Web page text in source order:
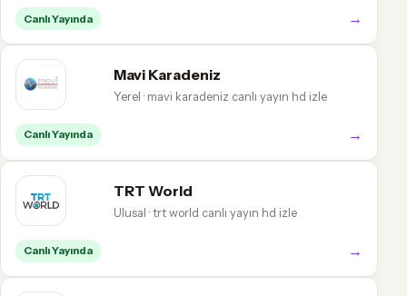
Canlı Yayında →
Mavi Karadeniz
Yerel · mavi karadeniz canlı yayın hd izle
Canlı Yayında →
TRT World
Ulusal · trt world canlı yayın hd izle
Canlı Yayında →